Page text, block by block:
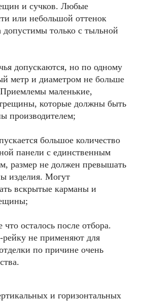
и сучков. Любые
или небольшой оттенок
допустимы только с тыльной
допускаются, но по одному
метр и диаметром не больше
маленькие,
которые должны быть
производителем;
большое количество
панели с единственным
размер не должен превышать
изделия. Могут
вскрытые карманы и
что осталось после отбора.
рейку не применяют для
по причине очень
и горизонтальных